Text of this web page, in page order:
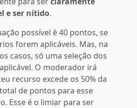
e ser nítido.
possível é 40 pontos, se
forem aplicáveis. Mas, na
casos, só uma seleção dos
O moderador irá
recurso excede os 50% da
de pontos para esse
Esse é o limiar para ser